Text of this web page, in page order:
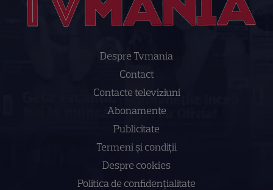
Despre Tvmania
Contact
Contacte televiziuni
Abonamente
Publicitate
Termeni și condiții
Despre cookies
Politica de confidenţialitate